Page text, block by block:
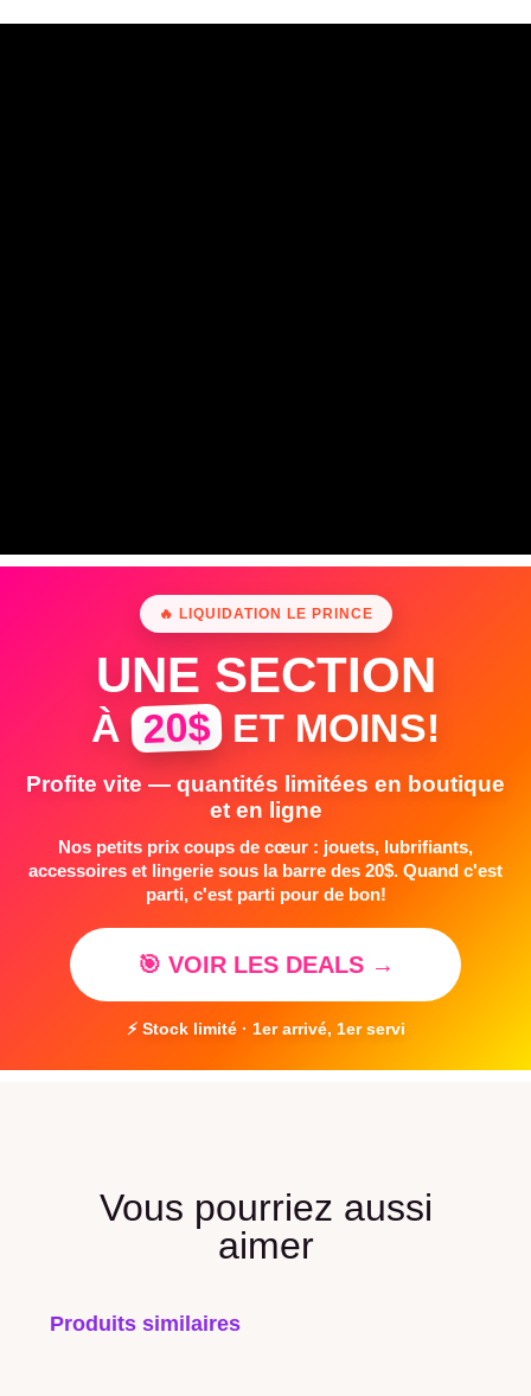
🔥 LIQUIDATION LE PRINCE
UNE SECTION
À 20$ ET MOINS!
Profite vite — quantités limitées en boutique
et en ligne
Nos petits prix coups de cœur : jouets, lubrifiants,
accessoires et lingerie sous la barre des 20$. Quand c'est
parti, c'est parti pour de bon!
🎯 VOIR LES DEALS →
⚡ Stock limité · 1er arrivé, 1er servi
Vous pourriez aussi
aimer
Produits similaires